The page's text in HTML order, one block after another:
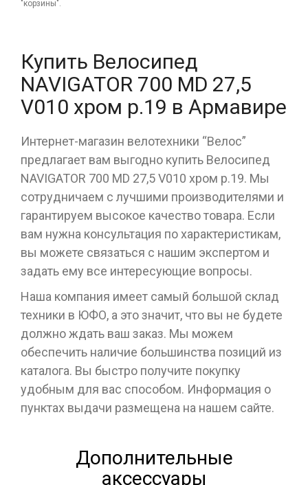
"корзины".
Купить Велосипед
NAVIGATOR 700 MD 27,5
V010 хром р.19 в Армавире
Интернет-магазин велотехники “Велос”
предлагает вам выгодно купить Велосипед
NAVIGATOR 700 MD 27,5 V010 хром р.19. Мы
сотрудничаем с лучшими производителями и
гарантируем высокое качество товара. Если
вам нужна консультация по характеристикам,
вы можете связаться с нашим экспертом и
задать ему все интересующие вопросы.
Наша компания имеет самый большой склад
техники в ЮФО, а это значит, что вы не будете
должно ждать ваш заказ. Мы можем
обеспечить наличие большинства позиций из
каталога. Вы быстро получите покупку
удобным для вас способом. Информация о
пунктах выдачи размещена на нашем сайте.
Дополнительные
аксессуары